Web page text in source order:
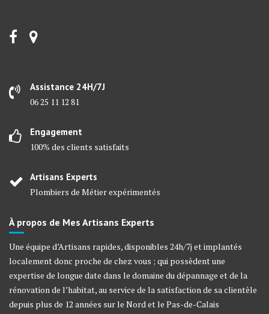
Assistance 24H/7J
06 25 11 12 81
Engagement
100% des clients satisfaits
Artisans Experts
Plombiers de Métier expérimentés
À propos de Mes Artisans Experts
Une équipe d’Artisans rapides, disponibles 24h/7j et implantés
localement donc proche de chez vous ; qui possèdent une
expertise de longue date dans le domaine du dépannage et de la
rénovation de l’habitat, au service de la satisfaction de sa clientèle
depuis plus de 12 années sur le Nord et le Pas-de-Calais